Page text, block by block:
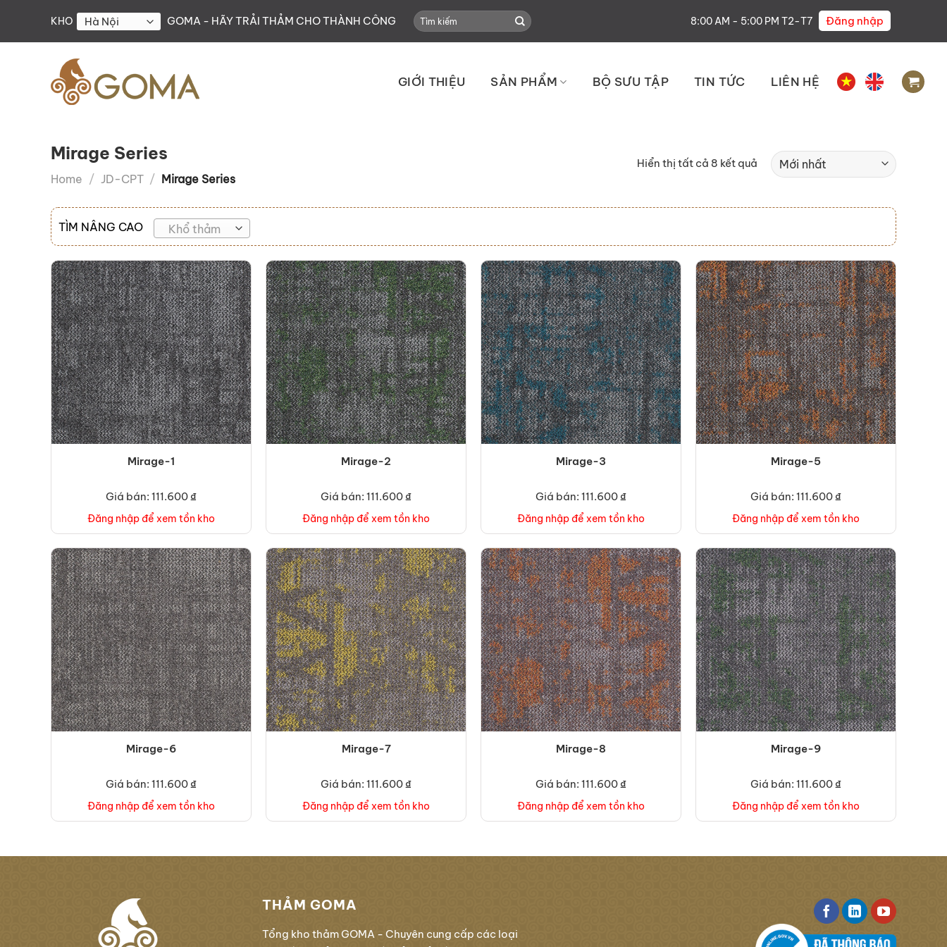
content
KHO GOMA - HÃY TRẢI THẢM CHO THÀNH CÔNG
Search
for:
8:00 AM - 5:00 PM T2-T7 Đăng nhập
GIỚI THIỆU SẢN PHẨM BỘ SƯU TẬP TIN TỨC LIÊN HỆ
Mirage Series
Home / JD-CPT / Mirage Series
Hiển thị tất cả 8 kết quả
TÌM NÂNG CAO Khổ thảm
Mirage-1
Giá bán: 111.600 ₫
Đăng nhập để xem tồn kho
Mirage-2
Giá bán: 111.600 ₫
Đăng nhập để xem tồn kho
Mirage-3
Giá bán: 111.600 ₫
Đăng nhập để xem tồn kho
Mirage-5
Giá bán: 111.600 ₫
Đăng nhập để xem tồn kho
Mirage-6
Giá bán: 111.600 ₫
Đăng nhập để xem tồn kho
Mirage-7
Giá bán: 111.600 ₫
Đăng nhập để xem tồn kho
Mirage-8
Giá bán: 111.600 ₫
Đăng nhập để xem tồn kho
Mirage-9
Giá bán: 111.600 ₫
Đăng nhập để xem tồn kho
THẢM GOMA
Tổng kho thảm GOMA - Chuyên cung cấp các loại